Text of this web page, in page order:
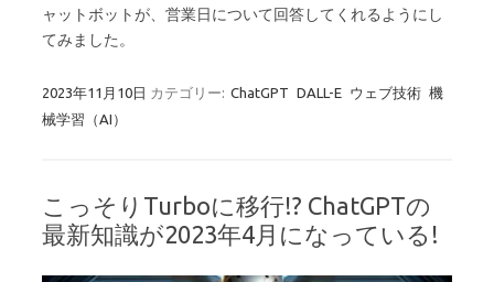
ャットボットが、営業日について回答してくれるようにし
てみました。
2023年11月10日 カテゴリー: ChatGPT DALL-E ウェブ技術 機
械学習（AI）
こっそりTurboに移行!? ChatGPTの
最新知識が2023年4月になっている!